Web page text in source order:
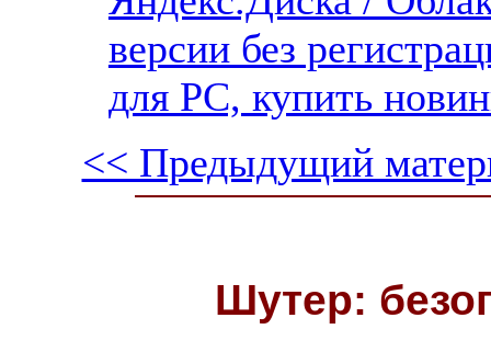
версии без
для PC, купить
<< Предыдущий
Шутер: